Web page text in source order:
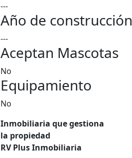
---
Año de construcción
---
Aceptan Mascotas
No
Equipamiento
No
Inmobiliaria que gestiona
la propiedad
RV Plus Inmobiliaria